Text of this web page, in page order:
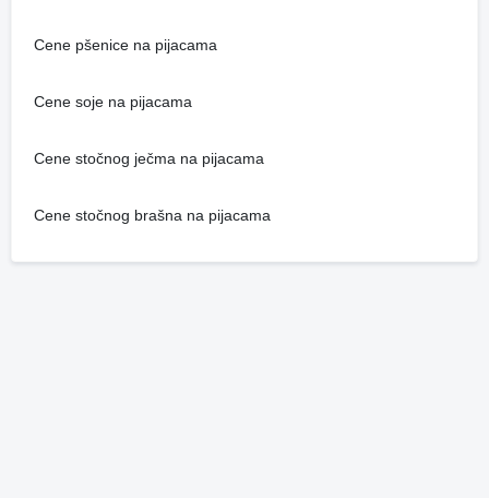
Cene pšenice na pijacama
Cene soje na pijacama
Cene stočnog ječma na pijacama
Cene stočnog brašna na pijacama